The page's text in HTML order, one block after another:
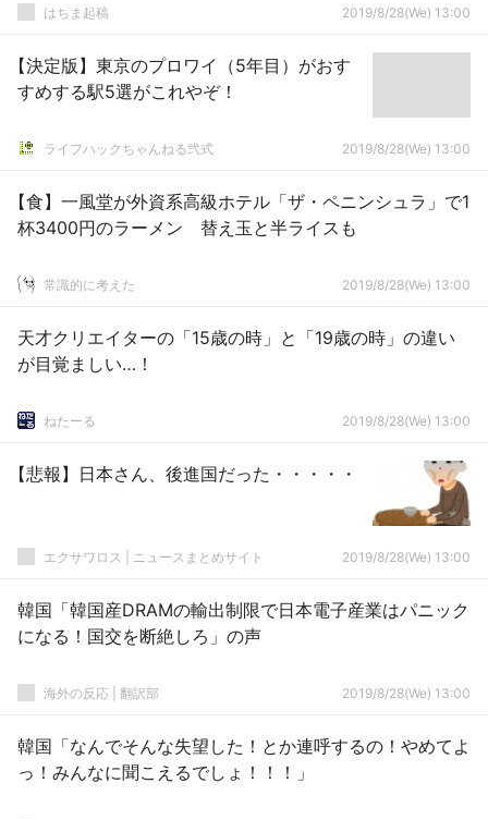
はちま起稿 2019/8/28(We) 13:00
【決定版】東京のプロワイ（5年目）がおす
すめする駅5選がこれやぞ！
ライフハックちゃんねる弐式 2019/8/28(We) 13:00
【食】一風堂が外資系高級ホテル「ザ・ペニンシュラ」で1
杯3400円のラーメン 替え玉と半ライスも
常識的に考えた 2019/8/28(We) 13:00
天才クリエイターの「15歳の時」と「19歳の時」の違い
が目覚ましい…！
ねたーる 2019/8/28(We) 13:00
【悲報】日本さん、後進国だった・・・・・
エクサワロス | ニュースまとめサイト 2019/8/28(We) 13:00
韓国「韓国産DRAMの輸出制限で日本電子産業はパニック
になる！国交を断絶しろ」の声
海外の反応 | 翻訳部 2019/8/28(We) 13:00
韓国「なんでそんな失望した！とか連呼するの！やめてよ
っ！みんなに聞こえるでしょ！！！」